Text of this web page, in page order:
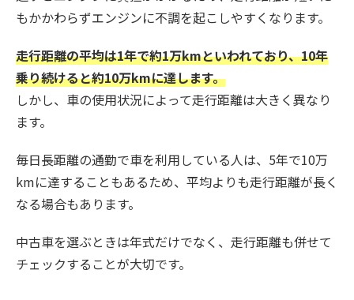
もかかわらずエンジンに不調を起こしやすくなります。
走行距離の平均は1年で約1万kmといわれており、10年
乗り続けると約10万kmに達します。
しかし、車の使用状況によって走行距離は大きく異なり
ます。
毎日長距離の通勤で車を利用している人は、5年で10万
kmに達することもあるため、平均よりも走行距離が長く
なる場合もあります。
中古車を選ぶときは年式だけでなく、走行距離も併せて
チェックすることが大切です。